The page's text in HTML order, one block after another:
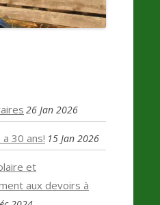
26 Jan 2026
a 30 ans! 15 Jan 2026
et
aux devoirs à